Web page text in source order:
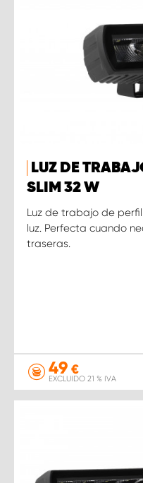
LUZ DE
SLIM 32 W
Luz de trabajo de
luz. Perfecta cuando
traseras.
49 €
EXCLUIDO 21 % IVA